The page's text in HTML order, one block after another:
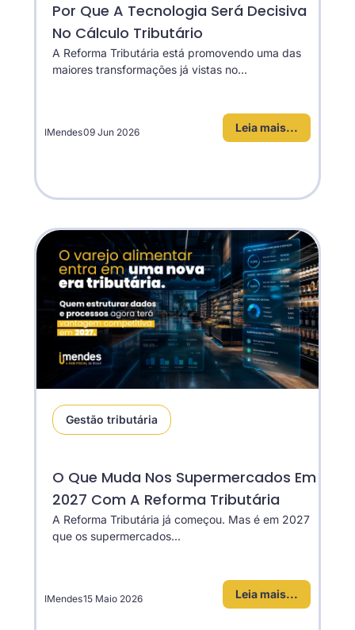
Por Que A Tecnologia Será Decisiva
No Cálculo Tributário
A Reforma Tributária está promovendo uma das
maiores transformações já vistas no...
Leia mais...
IMendes09 Jun 2026
Gestão tributária
O Que Muda Nos Supermercados Em
2027 Com A Reforma Tributária
A Reforma Tributária já começou. Mas é em 2027
que os supermercados...
Leia mais...
IMendes15 Maio 2026